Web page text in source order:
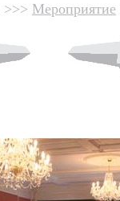
>>> Мероприятие